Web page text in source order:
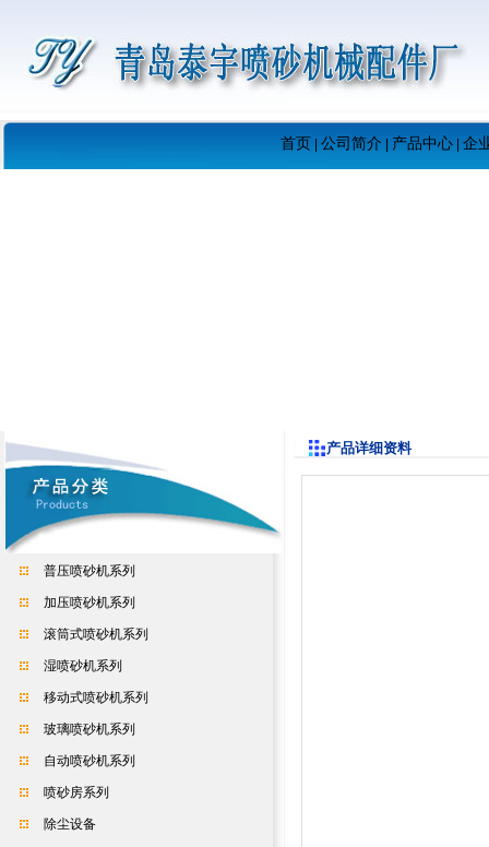
首页 公司简介 产品中心| 企
普压喷砂机系列
加压喷砂机系列
滚筒式喷砂机系列
湿喷砂机系列
移动式喷砂机系列
玻璃喷砂机系列
自动喷砂机系列
喷砂房系列
除尘设备
产品详细资料